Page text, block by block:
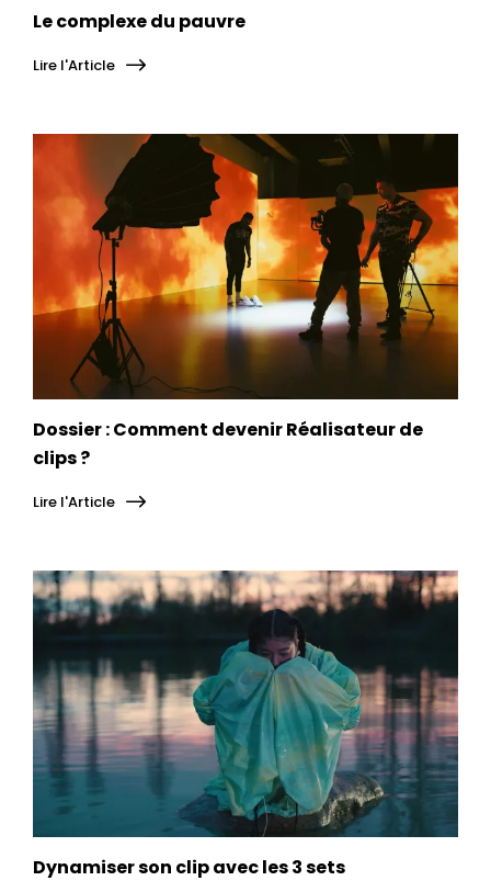
Le complexe du pauvre
Lire l'Article
Dossier : Comment devenir Réalisateur de
clips ?
Lire l'Article
Dynamiser son clip avec les 3 sets